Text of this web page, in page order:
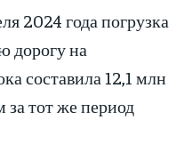
2024 года погрузка
дорогу на
составила 12,1 млн
за тот же период